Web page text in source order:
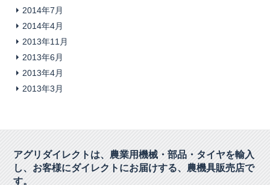
2014年7月
2014年4月
2013年11月
2013年6月
2013年4月
2013年3月
アグリダイレクトは、農業用機械・部品・タイヤを輸入
し、 お客様にダイレクトにお届けする、農機具販売店で
す。